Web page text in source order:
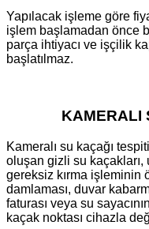
Yapılacak işleme göre
işlem başlamadan önce
parça ihtiyacı ve işçilik
başlatılmaz.
KAMERALI
Kameralı su kaçağı
oluşan gizli su
gereksiz kırma işleminin
damlaması, duvar
faturası veya su
kaçak noktası cihazla